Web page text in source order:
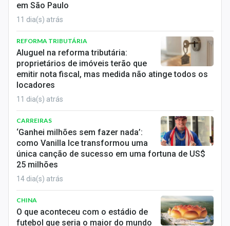
em São Paulo
11 dia(s) atrás
REFORMA TRIBUTÁRIA
Aluguel na reforma tributária:
proprietários de imóveis terão que
emitir nota fiscal, mas medida não atinge todos os
locadores
11 dia(s) atrás
CARREIRAS
‘Ganhei milhões sem fazer nada’:
como Vanilla Ice transformou uma
única canção de sucesso em uma fortuna de US$
25 milhões
14 dia(s) atrás
CHINA
O que aconteceu com o estádio de
futebol que seria o maior do mundo